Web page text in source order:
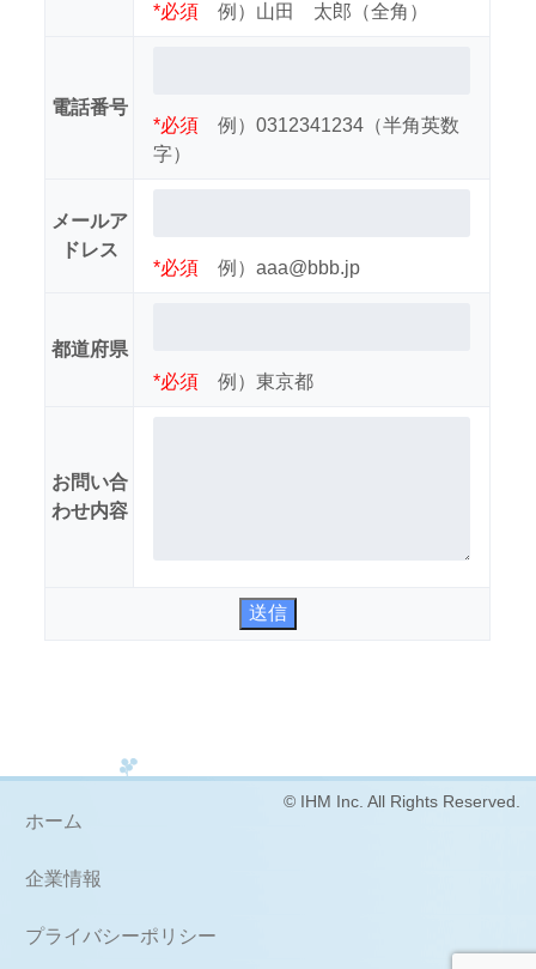
*必須
例）山田 太郎（全角）
電話番号
*必須
例）0312341234（半角英数
字）
メールア
ドレス
*必須
例）aaa@bbb.jp
都道府県
*必須
例）東京都
お問い合
わせ内容
送信
ホーム
企業情報
プライバシーポリシー
© IHM Inc. All Rights Reserved.